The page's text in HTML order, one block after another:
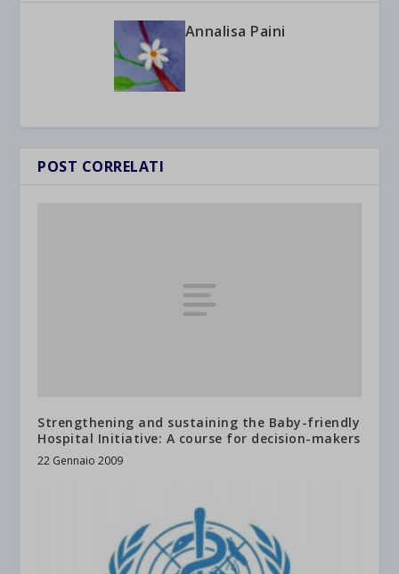
Annalisa Paini
POST CORRELATI
Strengthening and sustaining the Baby-friendly
Hospital Initiative: A course for decision-makers
22 Gennaio 2009